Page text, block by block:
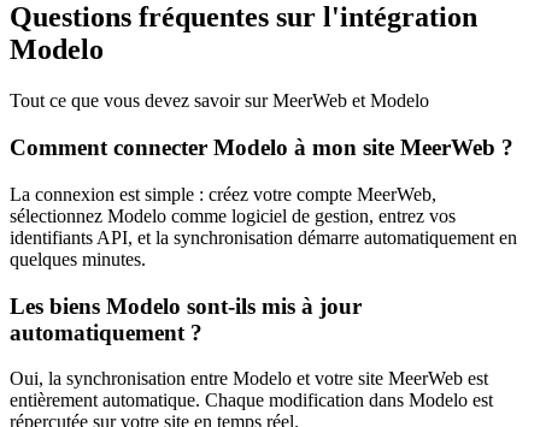
Questions fréquentes sur l'intégration
Modelo
Tout ce que vous devez savoir sur MeerWeb et Modelo
Comment connecter Modelo à mon site MeerWeb ?
La connexion est simple : créez votre compte MeerWeb,
sélectionnez Modelo comme logiciel de gestion, entrez vos
identifiants API, et la synchronisation démarre automatiquement en
quelques minutes.
Les biens Modelo sont-ils mis à jour
automatiquement ?
Oui, la synchronisation entre Modelo et votre site MeerWeb est
entièrement automatique. Chaque modification dans Modelo est
répercutée sur votre site en temps réel.